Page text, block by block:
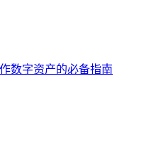
数字资产的必备指南